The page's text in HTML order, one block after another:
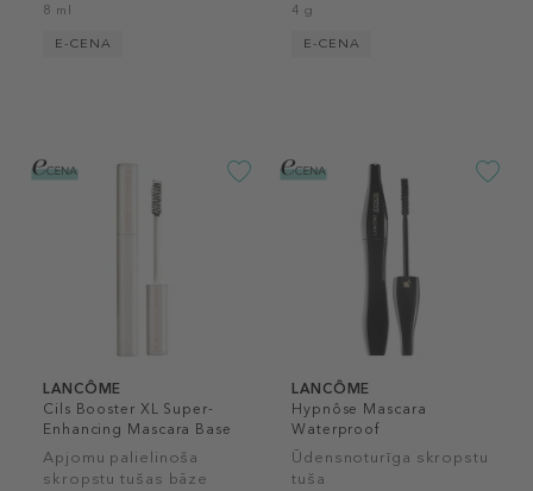
8 ml
E-CENA
4 g
E-CENA
LANCÔME
Cils Booster XL Super-
Enhancing Mascara Base
Apjomu palielinoša
skropstu tušas bāze
LANCÔME
Hypnôse Mascara
Waterproof
Ūdensnoturīga skropstu
tuša